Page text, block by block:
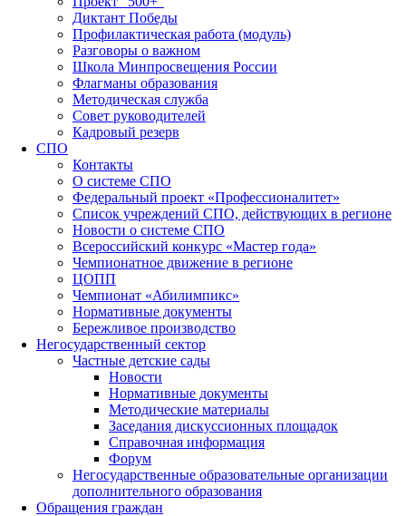
Диктант Победы
Профилактическая работа (модуль)
Разговоры о важном
Школа Минпросвещения России
Флагманы образования
Методическая служба
Совет руководителей
Кадровый резерв
СПО
Контакты
О системе СПО
Федеральный проект «Профессионалитет»
Список учреждений СПО, действующих в регионе
Новости о системе СПО
Всероссийский конкурс «Мастер года»
Чемпионатное движение в регионе
ЦОПП
Чемпионат «Абилимпикс»
Нормативные документы
Бережливое производство
Негосударственный сектор
Частные детские сады
Новости
Нормативные документы
Методические материалы
Заседания дискуссионных площадок
Справочная информация
Форум
Негосударственные образовательные организации
дополнительного образования
Обращения граждан